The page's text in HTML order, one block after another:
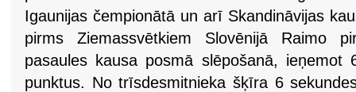
Igaunijas čempionātā un arī Skandināvijas
pirms Ziemassvētkiem Slovēnijā Raimo
pasaules kausa posmā slēpošanā, ieņemot
punktus. No trīsdesmitnieka šķīra 6